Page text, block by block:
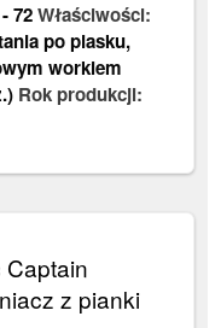
-72Właściwości:
po piasku,
workiem
Rok produkcji:
z pianki